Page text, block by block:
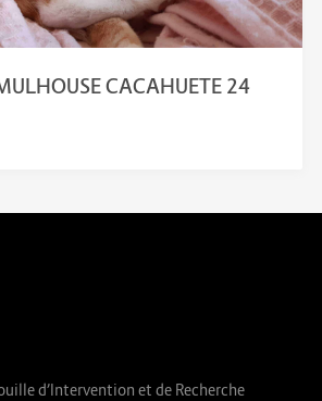
CACAHUETE 24
d’Intervention et de Recherche